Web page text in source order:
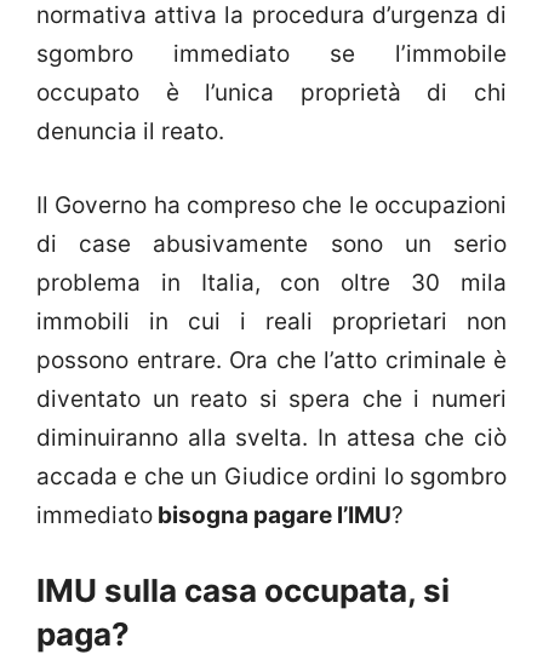
normativa attiva la procedura d’urgenza di
sgombro immediato se l’immobile
occupato è l’unica proprietà di chi
denuncia il reato.
Il Governo ha compreso che le occupazioni
di case abusivamente sono un serio
problema in Italia, con oltre 30 mila
immobili in cui i reali proprietari non
possono entrare. Ora che l’atto criminale è
diventato un reato si spera che i numeri
diminuiranno alla svelta. In attesa che ciò
accada e che un Giudice ordini lo sgombro
immediato bisogna pagare l’IMU?
IMU sulla casa occupata, si
paga?